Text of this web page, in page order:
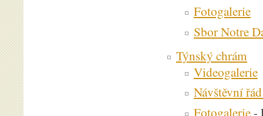
Fotogalerie
Sbor Notre
Týnský chrám
Videogalerie
Návštěvní
Fotogalerie-